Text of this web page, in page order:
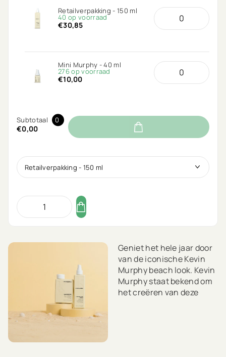
Retailverpakking - 150 ml
40 op voorraad
€30,85
Mini Murphy - 40 ml
276 op voorraad
€10,00
Subtotaal 0
€0,00
Geniet het hele jaar door
van de iconische Kevin
Murphy beach look. Kevin
Murphy staat bekend om
het creëren van deze